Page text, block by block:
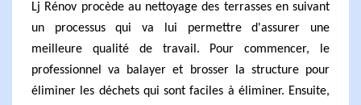
Lj Rénov procède au nettoyage des terrasses en suivant
un processus qui va lui permettre d'assurer une
meilleure qualité de travail. Pour commencer, le
professionnel va balayer et brosser la structure pour
éliminer les déchets qui sont faciles à éliminer. Ensuite,